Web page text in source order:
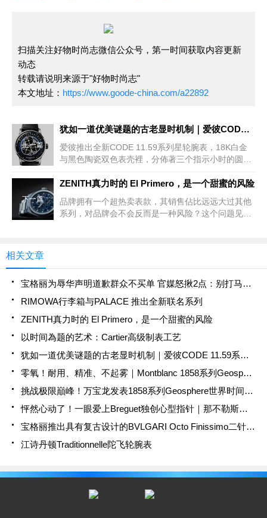
扫描关注好物时尚志微信公众号，第一时间获取内容更新
动态
转载请说明来源于"好物时尚志"
本文地址： https://www.goode-china.com/a22892
上一篇
犹如一道优美谜题的古老显时机制｜爱彼CODE 11.59系列星轮腕表，再现「时间漫游」功能
爱彼推出全新CODE 11.59系列星轮腕表，18K白金
与黑色陶瓷双色表壳裡，分佈著三个指示小时的圆
机制，是得自17世纪发明的「时间漫游」（Heure V
下一篇
ZENITH真力时的 El Primero，是一个甜蜜的风险
品牌拥有一个超热卖表款，其销售佔比远远大过其他
系列，对品牌会不会反而是一种风险？这个问题见仁
相关文章
宝格丽为辱华声明道歉群众不买单 官媒怒揪2点：别打马虎眼
RIMOWA行李箱与PALACE 推出全新联名系列
ZENITH真力时的 El Primero，是一个甜蜜的风险
以时间為题的艺术：Cartier高级制表工艺
犹如一道优美谜题的古老显时机制｜爱彼CODE 11.59系列星轮腕表，再现「时间漫游」功能
零氧！耐用、精准、不起雾｜Montblanc 1858系列Geosphere世界时区零氧限量腕表的极限探险魂
挑战极限巔峰！万宝龙发表1858系列Geosphere世界时间限量零氧腕表
怦然心动了！一眼爱上Breguet独创心型指针｜那不勒斯系列9835与9838腕表
宝格丽推出具有复古设计的BVLGARI Octo Finissimo二针款限量版腕表
江诗丹顿Traditionnelle陀飞轮腕表